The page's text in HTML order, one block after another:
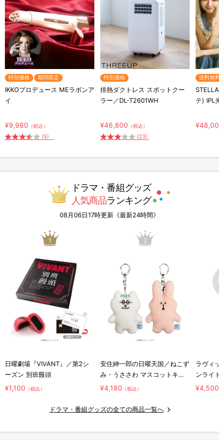
特別価格 期間限定
IKKOプロデュース MEラボンア
イ
¥9,980 （税込）
(5)
特別価格
排熱ダクトレス スポットクー
ラー／DL-T2601WH
¥46,800 （税込）
(23)
送料無
テ) IPL
ドラマ・番組グッズ
人気商品ランキング
08月06日17時更新《最新24時間》
1
日曜劇場『VIVANT』／第2シ
ーズン 別班饅頭
¥1,100 （税込）
2
安住紳一郎の日曜天国／ねこず
み・うささわ マスコットキー
ホルダー2種セット
¥4,180 （税込）
ラヴィ
ンライ
¥4,500
ドラマ・番組グッズの全ての商品一覧へ